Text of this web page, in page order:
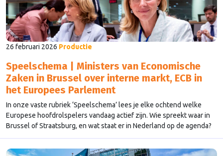
26 februari 2026 Productie
Speelschema | Ministers van Economische
Zaken in Brussel over interne markt, ECB in
het Europees Parlement
In onze vaste rubriek ‘Speelschema’ lees je elke ochtend welke
Europese hoofdrolspelers vandaag actief zijn. Wie spreekt waar in
Brussel of Straatsburg, en wat staat er in Nederland op de agenda?